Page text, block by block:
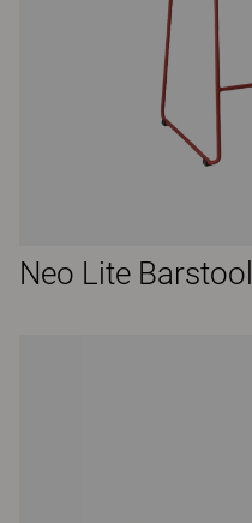
Neo Lite Barstool